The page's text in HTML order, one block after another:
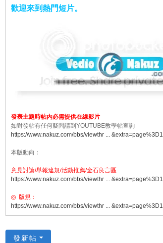
歡迎來到熱門短片。
發表主題時帖內必需提供在線影片
如對發帖有任何疑問請到YOUTUBE教學帖查詢
https://www.nakuz.com/bbs/viewthr ... &extra=page%3D1
本版動向：
意見討論/舉報違規/活動推薦/金石良言區
https://www.nakuz.com/bbs/viewthr ... &extra=page%3D1
◎ 版規：
https://www.nakuz.com/bbs/viewthr ... &extra=page%3D1
發新帖